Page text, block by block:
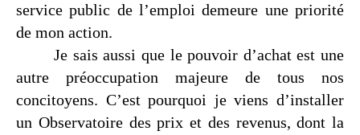
service public de l’emploi demeure une priorité
de mon action.
Je sais aussi que le pouvoir d’achat est une
autre préoccupation majeure de tous nos
concitoyens. C’est pourquoi je viens d’installer
un Observatoire des prix et des revenus, dont la